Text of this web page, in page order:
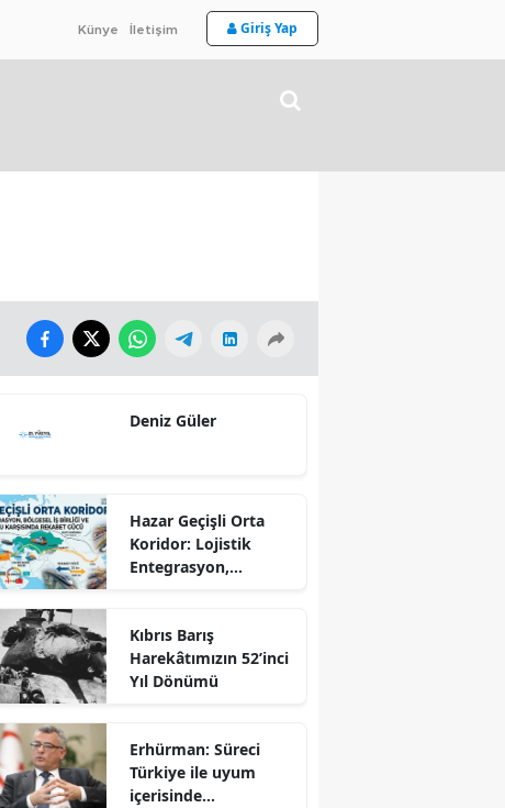
Künye İletişim Giriş Yap
Deniz Güler
Hazar Geçişli Orta
Koridor: Lojistik
Entegrasyon,
Karşısında Rekabet
Gücü
Kıbrıs Barış
Harekâtımızın 52’inci
Yıl Dönümü
Erhürman: Süreci
Türkiye ile uyum
içerisinde